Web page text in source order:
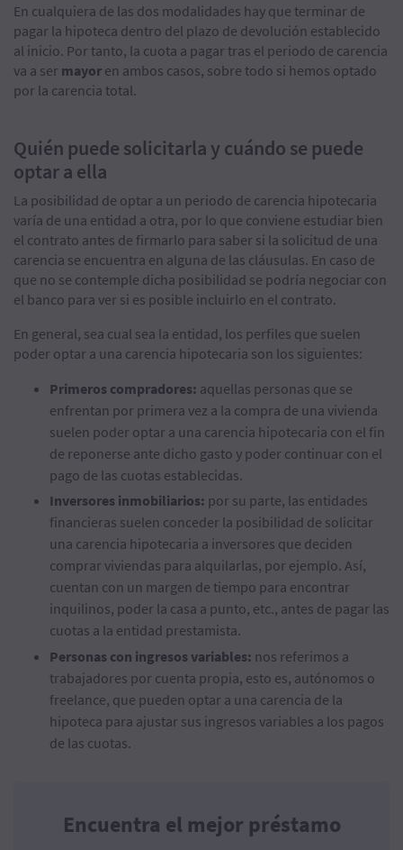
En cualquiera de las dos modalidades hay que terminar de
pagar la hipoteca dentro del plazo de devolución establecido
al inicio. Por tanto, la cuota a pagar tras el periodo de carencia
va a ser mayor en ambos casos, sobre todo si hemos optado
por la carencia total.
Quién puede solicitarla y cuándo se puede
optar a ella
La posibilidad de optar a un periodo de carencia hipotecaria
varía de una entidad a otra, por lo que conviene estudiar bien
el contrato antes de firmarlo para saber si la solicitud de una
carencia se encuentra en alguna de las cláusulas. En caso de
que no se contemple dicha posibilidad se podría negociar con
el banco para ver si es posible incluirlo en el contrato.
En general, sea cual sea la entidad, los perfiles que suelen
poder optar a una carencia hipotecaria son los siguientes:
Primeros compradores: aquellas personas que se
enfrentan por primera vez a la compra de una vivienda
suelen poder optar a una carencia hipotecaria con el fin
de reponerse ante dicho gasto y poder continuar con el
pago de las cuotas establecidas.
Inversores inmobiliarios: por su parte, las entidades
financieras suelen conceder la posibilidad de solicitar
una carencia hipotecaria a inversores que deciden
comprar viviendas para alquilarlas, por ejemplo. Así,
cuentan con un margen de tiempo para encontrar
inquilinos, poder la casa a punto, etc., antes de pagar las
cuotas a la entidad prestamista.
Personas con ingresos variables: nos referimos a
trabajadores por cuenta propia, esto es, autónomos o
freelance, que pueden optar a una carencia de la
hipoteca para ajustar sus ingresos variables a los pagos
de las cuotas.
Encuentra el mejor préstamo